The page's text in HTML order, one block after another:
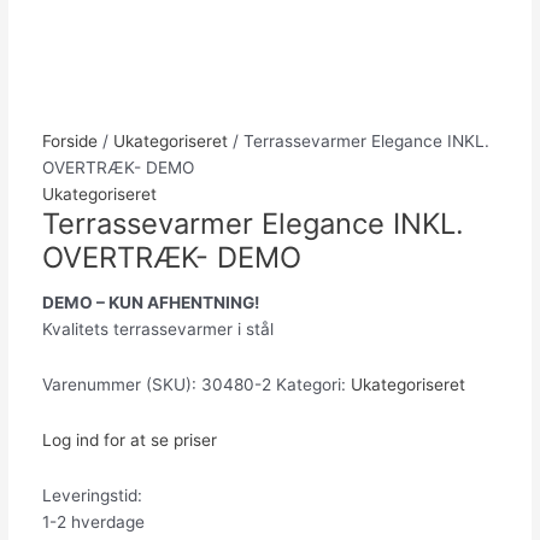
Forside/ Ukategoriseret/ Terrassevarmer Elegance INKL.
OVERTRÆK- DEMO
Ukategoriseret
Terrassevarmer Elegance INKL.
OVERTRÆK- DEMO
DEMO – KUN AFHENTNING!
Kvalitets terrassevarmer i stål
Varenummer (SKU): 30480-2 Kategori: Ukategoriseret
Log ind for at se priser
Leveringstid:
1-2 hverdage